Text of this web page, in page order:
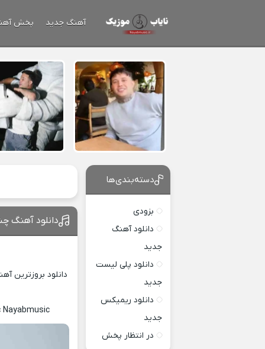
آهنگ جدید پخش
دانلود آهنگ
دانلود بروزترین
Nayabmusic
دسته‌بندی‌ها
بزودی
دانلود آهنگ
جدید
دانلود پلی لیست
جدید
دانلود ریمیکس
جدید
در انتظار پخش